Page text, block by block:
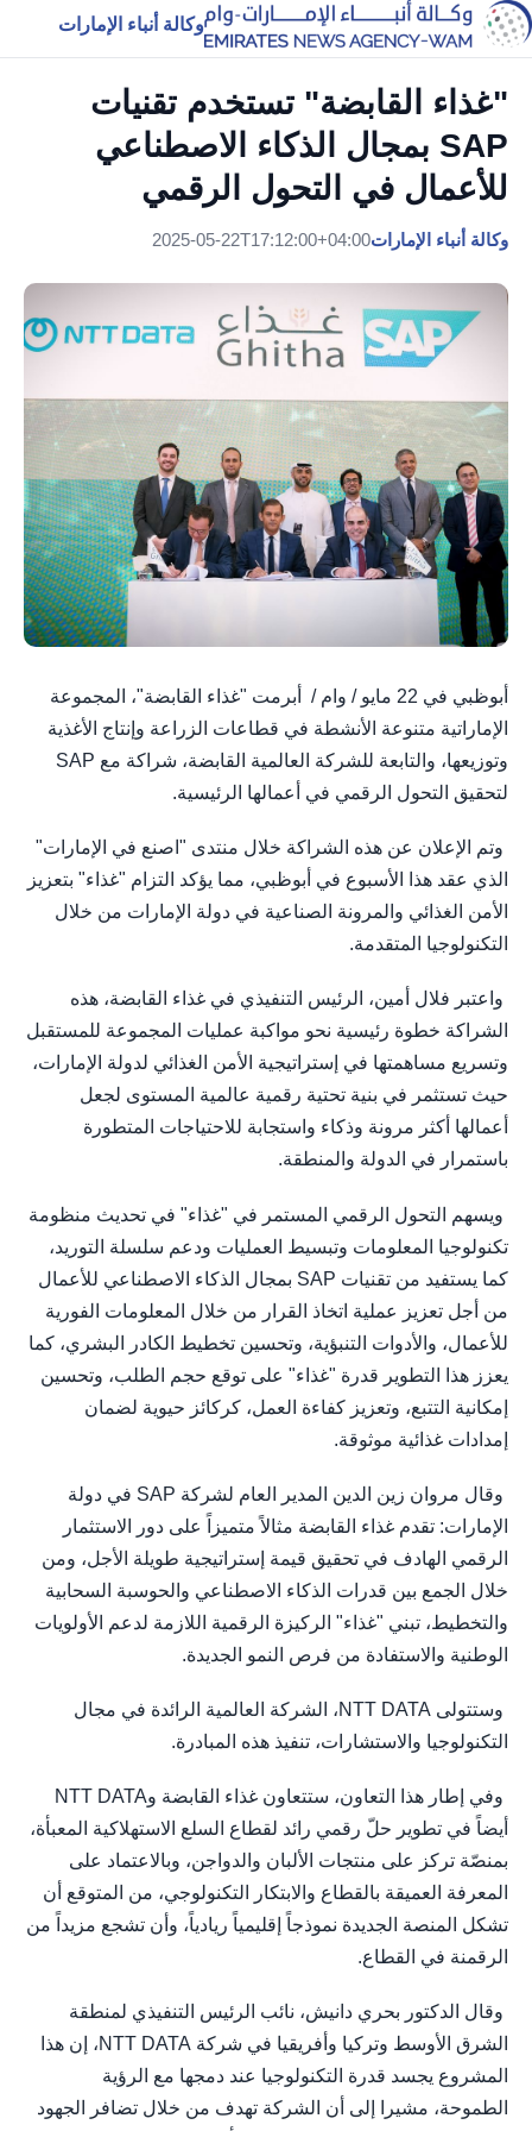
وكالة أنباء الإمارات
"غذاء القابضة" تستخدم تقنيات
SAP بمجال الذكاء الاصطناعي
للأعمال في التحول الرقمي
وكالة أنباء الإمارات2025-05-22T17:12:00+04:00
أبوظبي في 22 مايو / وام / أبرمت "غذاء القابضة"، المجموعة
الإماراتية متنوعة الأنشطة في قطاعات الزراعة وإنتاج الأغذية
وتوزيعها، والتابعة للشركة العالمية القابضة، شراكة مع SAP
لتحقيق التحول الرقمي في أعمالها الرئيسية.
وتم الإعلان عن هذه الشراكة خلال منتدى "اصنع في الإمارات"
الذي عقد هذا الأسبوع في أبوظبي، مما يؤكد التزام "غذاء" بتعزيز
الأمن الغذائي والمرونة الصناعية في دولة الإمارات من خلال
التكنولوجيا المتقدمة.
واعتبر فلال أمين، الرئيس التنفيذي في غذاء القابضة، هذه
الشراكة خطوة رئيسية نحو مواكبة عمليات المجموعة للمستقبل
وتسريع مساهمتها في إستراتيجية الأمن الغذائي لدولة الإمارات،
حيث تستثمر في بنية تحتية رقمية عالمية المستوى لجعل
أعمالها أكثر مرونة وذكاء واستجابة للاحتياجات المتطورة
باستمرار في الدولة والمنطقة.
ويسهم التحول الرقمي المستمر في "غذاء" في تحديث منظومة
تكنولوجيا المعلومات وتبسيط العمليات ودعم سلسلة التوريد،
كما يستفيد من تقنيات SAP بمجال الذكاء الاصطناعي للأعمال
من أجل تعزيز عملية اتخاذ القرار من خلال المعلومات الفورية
للأعمال، والأدوات التنبؤية، وتحسين تخطيط الكادر البشري، كما
يعزز هذا التطوير قدرة "غذاء" على توقع حجم الطلب، وتحسين
إمكانية التتبع، وتعزيز كفاءة العمل، كركائز حيوية لضمان
إمدادات غذائية موثوقة.
وقال مروان زين الدين المدير العام لشركة SAP في دولة
الإمارات: تقدم غذاء القابضة مثالاً متميزاً على دور الاستثمار
الرقمي الهادف في تحقيق قيمة إستراتيجية طويلة الأجل، ومن
خلال الجمع بين قدرات الذكاء الاصطناعي والحوسبة السحابية
والتخطيط، تبني "غذاء" الركيزة الرقمية اللازمة لدعم الأولويات
الوطنية والاستفادة من فرص النمو الجديدة.
وستتولى NTT DATA، الشركة العالمية الرائدة في مجال
التكنولوجيا والاستشارات، تنفيذ هذه المبادرة.
وفي إطار هذا التعاون، ستتعاون غذاء القابضة وNTT DATA
أيضاً في تطوير حلّ رقمي رائد لقطاع السلع الاستهلاكية المعبأة،
بمنصّة تركز على منتجات الألبان والدواجن، وبالاعتماد على
المعرفة العميقة بالقطاع والابتكار التكنولوجي، من المتوقع أن
تشكل المنصة الجديدة نموذجاً إقليمياً ريادياً، وأن تشجع مزيداً من
الرقمنة في القطاع.
وقال الدكتور بحري دانيش، نائب الرئيس التنفيذي لمنطقة
الشرق الأوسط وتركيا وأفريقيا في شركة NTT DATA، إن هذا
المشروع يجسد قدرة التكنولوجيا عند دمجها مع الرؤية
الطموحة، مشيرا إلى أن الشركة تهدف من خلال تضافر الجهود